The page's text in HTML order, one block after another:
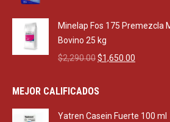
was:
$470.00.
is:
Minelap Fos 175 Premezcla
Bovino 25 kg
$2,290.00Original
was:
$1,650.00
MEJOR CALIFICADOS
Yatren Casein Fuerte 100 ml